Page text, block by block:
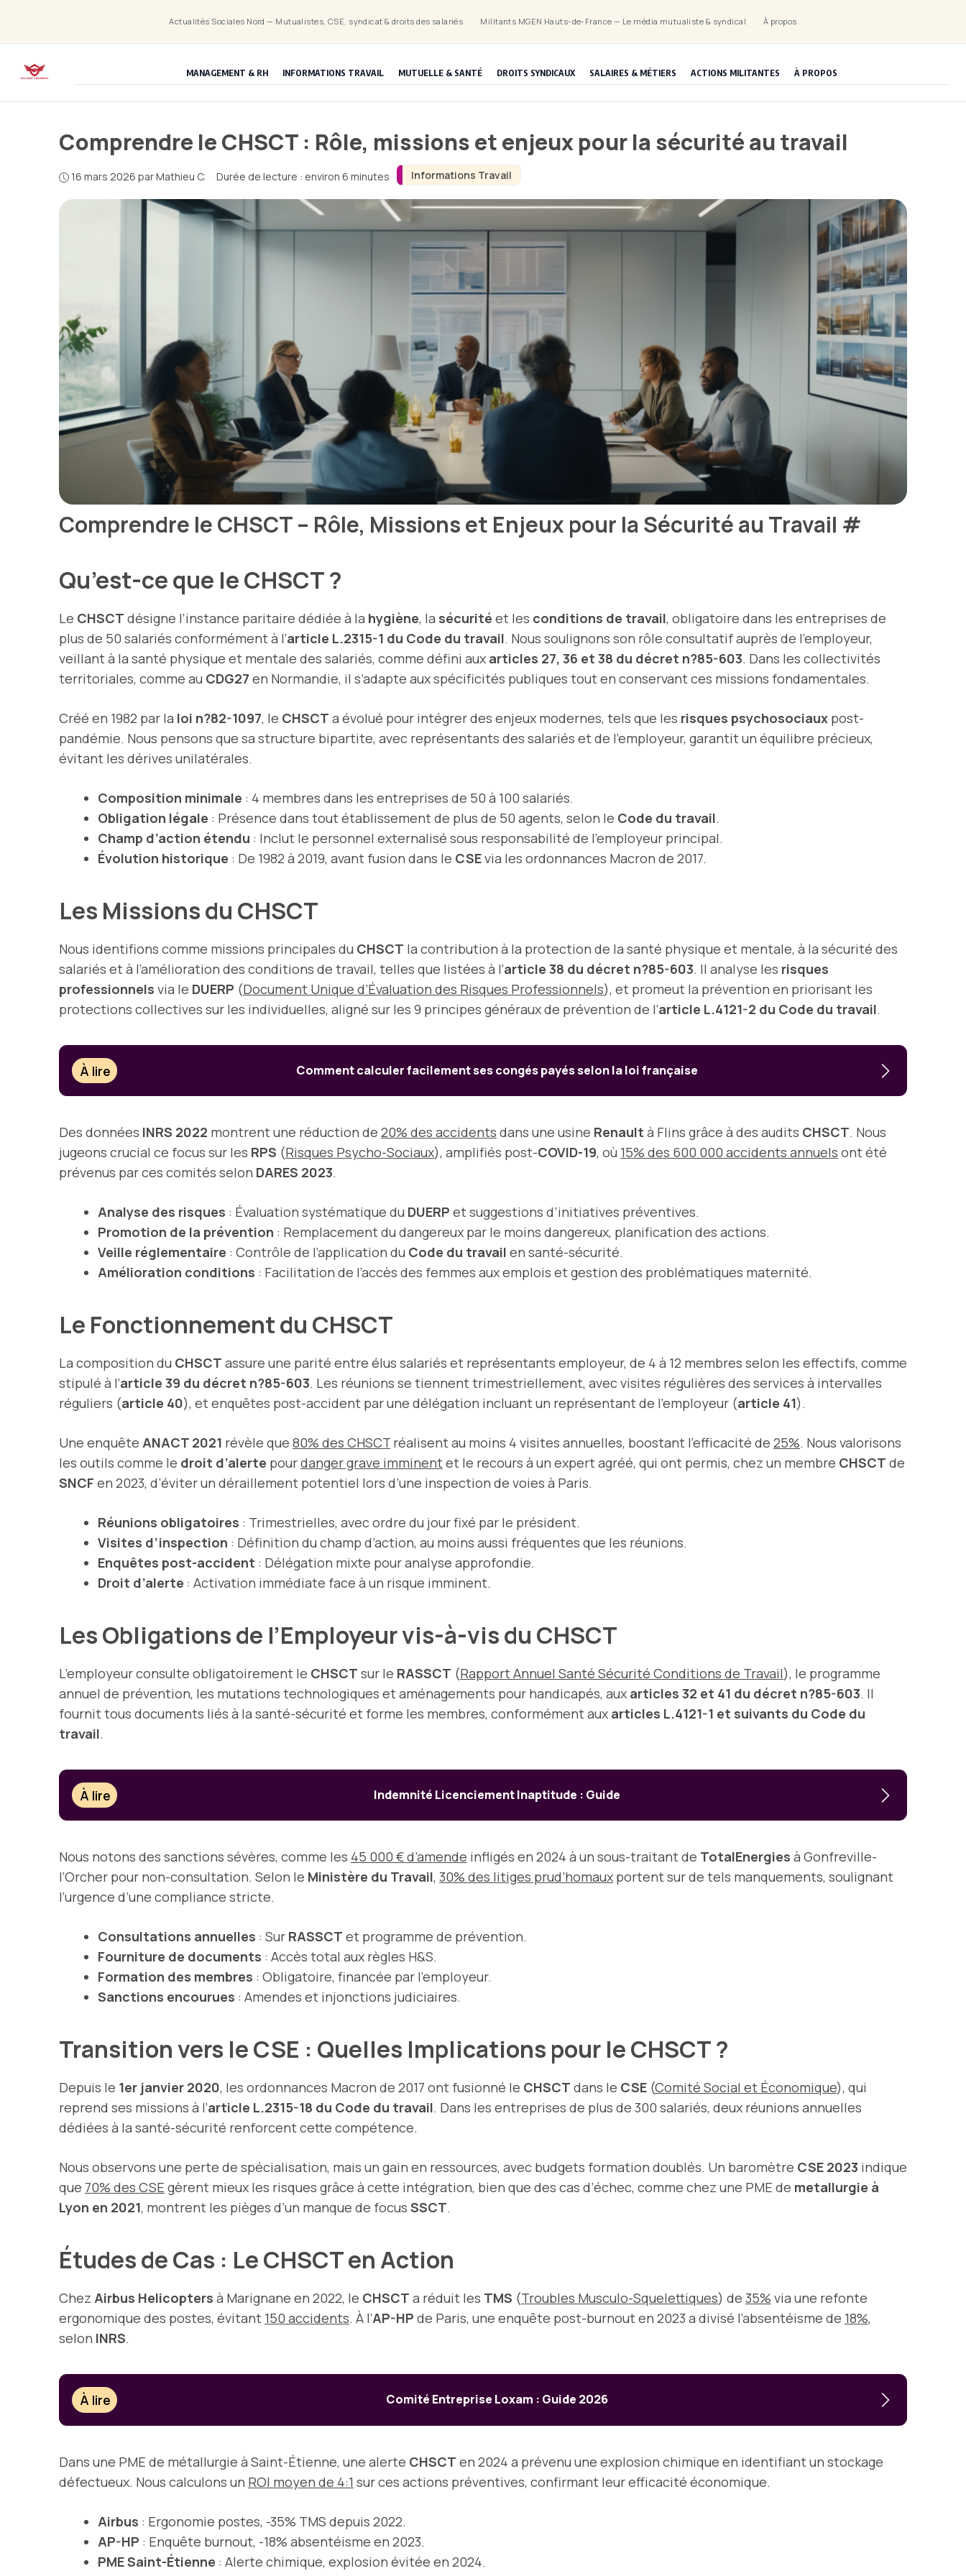
contenu
Actualités Sociales Nord — Mutualistes, CSE, syndicat & droits des salariés Militants MGEN Hauts-de-France — Le média mutualiste & syndical À propos
MANAGEMENT & RH INFORMATIONS TRAVAIL MUTUELLE & SANTÉ DROITS SYNDICAUX SALAIRES & MÉTIERS ACTIONS MILITANTES À PROPOS
Informations Travail
Comprendre le CHSCT : Rôle, missions et enjeux pour la sécurité au travail
16 mars 2026 parMathieu C. · Durée de lecture : environ 6 minutes
Comprendre le CHSCT – Rôle, Missions et Enjeux pour la Sécurité au Travail #
Qu’est-ce que le CHSCT ?
Le CHSCT désigne l’instance paritaire dédiée à la hygiène, la sécurité et les conditions de travail, obligatoire dans les entreprises de
plus de 50 salariés conformément à l’article L.2315-1 du Code du travail. Nous soulignons son rôle consultatif auprès de l’employeur,
veillant à la santé physique et mentale des salariés, comme défini aux articles 27, 36 et 38 du décret n?85-603. Dans les collectivités
territoriales, comme au CDG27 en Normandie, il s’adapte aux spécificités publiques tout en conservant ces missions fondamentales.
Créé en 1982 par la loi n?82-1097, le CHSCT a évolué pour intégrer des enjeux modernes, tels que les risques psychosociaux post-
pandémie. Nous pensons que sa structure bipartite, avec représentants des salariés et de l’employeur, garantit un équilibre précieux,
évitant les dérives unilatérales.
Composition minimale : 4 membres dans les entreprises de 50 à 100 salariés.
Obligation légale : Présence dans tout établissement de plus de 50 agents, selon le Code du travail.
Champ d’action étendu : Inclut le personnel externalisé sous responsabilité de l’employeur principal.
Évolution historique : De 1982 à 2019, avant fusion dans le CSEvia les ordonnances Macron de 2017.
Les Missions du CHSCT
Nous identifions comme missions principales du CHSCT la contribution à la protection de la santé physique et mentale, à la sécurité des
salariés et à l’amélioration des conditions de travail, telles que listées à l’article 38 du décret n?85-603. Il analyse les risques
professionnels via le DUERP (Document Unique d’Évaluation des Risques Professionnels), et promeut la prévention en priorisant les
protections collectives sur les individuelles, aligné sur les 9 principes généraux de prévention de l’article L.4121-2 du Code du travail.
À lire Comment calculer facilement ses congés payés selon la loi française
Des données INRS 2022 montrent une réduction de 20% des accidents dans une usine Renault à Flins grâce à des audits CHSCT. Nous
jugeons crucial ce focus sur les RPS (Risques Psycho-Sociaux), amplifiés post-COVID-19, où 15% des 600 000 accidents annuels ont été
prévenus par ces comités selon DARES 2023.
Analyse des risques : Évaluation systématique du DUERP et suggestions d’initiatives préventives.
Promotion de la prévention : Remplacement du dangereux par le moins dangereux, planification des actions.
Veille réglementaire : Contrôle de l’application du Code du travail en santé-sécurité.
Amélioration conditions : Facilitation de l’accès des femmes aux emplois et gestion des problématiques maternité.
Le Fonctionnement du CHSCT
La composition du CHSCT assure une parité entre élus salariés et représentants employeur, de 4 à 12 membres selon les effectifs, comme
stipulé à l’article 39 du décret n?85-603. Les réunions se tiennent trimestriellement, avec visites régulières des services à intervalles
réguliers (article 40), et enquêtes post-accident par une délégation incluant un représentant de l’employeur (article 41).
Une enquête ANACT 2021 révèle que 80% des CHSCT réalisent au moins 4 visites annuelles, boostant l’efficacité de 25%. Nous valorisons
les outils comme le droit d’alerte pourdanger grave imminentet le recours à un expert agréé, qui ont permis, chez un membre CHSCT de
SNCF en 2023, d’éviter un déraillement potentiel lors d’une inspection de voies à Paris.
Réunions obligatoires : Trimestrielles, avec ordre du jour fixé par le président.
Visites d’inspection : Définition du champ d’action, au moins aussi fréquentes que les réunions.
Enquêtes post-accident : Délégation mixte pour analyse approfondie.
Droit d’alerte : Activation immédiate face à un risque imminent.
Les Obligations de l’Employeur vis-à-vis du CHSCT
L’employeur consulte obligatoirement le CHSCT sur le RASSCT (Rapport Annuel Santé Sécurité Conditions de Travail), le programme
annuel de prévention, les mutations technologiques et aménagements pour handicapés, aux articles 32 et 41 du décret n?85-603. Il
fournit tous documents liés à la santé-sécurité et forme les membres, conformément aux articles L.4121-1 et suivants du Code du
travail.
À lire Indemnité Licenciement Inaptitude : Guide
Nous notons des sanctions sévères, comme les 45 000 € d’amende infligés en 2024 à un sous-traitant de TotalEnergies à Gonfreville-
l’Orcher pour non-consultation. Selon le Ministère du Travail, 30% des litiges prud’homaux portent sur de tels manquements, soulignant
l’urgence d’une compliance stricte.
Consultations annuelles : Sur RASSCT et programme de prévention.
Fourniture de documents : Accès total aux règles H&S.
Formation des membres : Obligatoire, financée par l’employeur.
Sanctions encourues : Amendes et injonctions judiciaires.
Transition vers le CSE : Quelles Implications pour le CHSCT ?
Depuis le 1er janvier 2020, les ordonnances Macron de 2017 ont fusionné le CHSCT dans le CSE (Comité Social et Économique), qui
reprend ses missions à l’article L.2315-18 du Code du travail. Dans les entreprises de plus de 300 salariés, deux réunions annuelles
dédiées à la santé-sécurité renforcent cette compétence.
Nous observons une perte de spécialisation, mais un gain en ressources, avec budgets formation doublés. Un baromètre CSE 2023 indique
que 70% des CSE gèrent mieux les risques grâce à cette intégration, bien que des cas d’échec, comme chez une PME de metallurgie à
Lyon en 2021, montrent les pièges d’un manque de focus SSCT.
Études de Cas : Le CHSCT en Action
Chez Airbus Helicopters à Marignane en 2022, le CHSCT a réduit les TMS (Troubles Musculo-Squelettiques) de 35% via une refonte
ergonomique des postes, évitant 150 accidents. À l’AP-HP de Paris, une enquête post-burnout en 2023 a divisé l’absentéisme de 18%,
selon INRS.
À lire Comité Entreprise Loxam : Guide 2026
Dans une PME de métallurgie à Saint-Étienne, une alerte CHSCT en 2024 a prévenu une explosion chimique en identifiant un stockage
défectueux. Nous calculons un ROI moyen de 4:1 sur ces actions préventives, confirmant leur efficacité économique.
Airbus : Ergonomie postes, -35% TMS depuis 2022.
AP-HP : Enquête burnout, -18% absentéisme en 2023.
PME Saint-Étienne : Alerte chimique, explosion évitée en 2024.